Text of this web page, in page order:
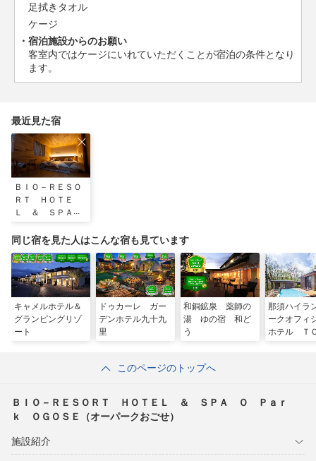
足拭きタオル
ケージ
宿泊施設からのお願い
客室内ではケージにいれていただくことが宿泊の条件となり
ます。
最近見た宿
ＢＩＯ－ＲＥＳＯ
ＲＴ ＨＯＴＥ
Ｌ ＆ ＳＰＡ
ＧＯＳＥ（オーパ
ークおごせ）
同じ宿を見た人はこんな宿も見ています
キャメルホテル＆
グランピングリゾ
ート
ドゥカーレ ガー
デンホテル九十九
里
和銅鉱泉 薬師の
湯 ゆの宿 和ど
う
那須ハイラ
ークオフィ
ホテル Ｔ
このページのトップへ
ＢＩＯ－ＲＥＳＯＲＴ ＨＯＴＥＬ ＆ ＳＰＡ Ｏ Ｐａｒ
ｋ ＯＧＯＳＥ（オーパークおごせ）
施設紹介